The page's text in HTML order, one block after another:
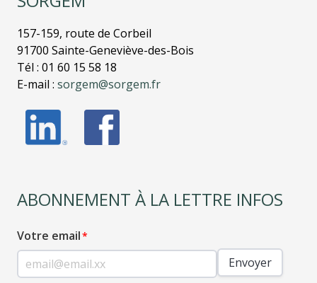
157-159, route de Corbeil
91700 Sainte-Geneviève-des-Bois
Tél : 01 60 15 58 18
E-mail : sorgem@sorgem.fr
ABONNEMENT À LA LETTRE INFOS
Votre email
Envoyer